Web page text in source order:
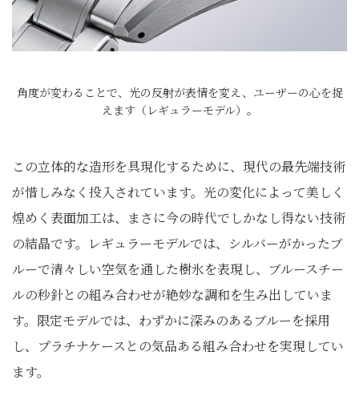
角度が変わることで、光の反射が表情を変え、ユーザーの心を捉
えます（レギュラーモデル）。
この立体的な造形を具現化するために、現代の最先端技術
が惜しみなく投入されています。光の変化によって美しく
煌めく表面加工は、まさに今の時代でしかなし得ない技術
の結晶です。レギュラーモデルでは、シルバーがかったブ
ルーで清々しい空気を通した樹氷を表現し、ブルースチー
ルの秒針との組み合わせが絶妙な調和を生み出していま
す。限定モデルでは、わずかに深みのあるブルーを採用
し、プラチナケースとの気品ある組み合わせを実現してい
ます。